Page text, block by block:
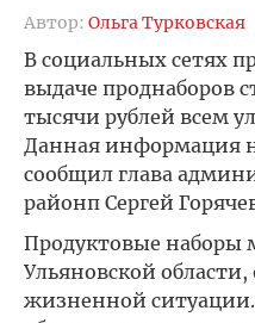
Автор: Ольга Турковская
В социальных сетях
выдаче проднаборов
тысячи рублей всем
Данная информация
сообщил глава
районп Сергей
Продуктовые наборы
Ульяновской
жизненной